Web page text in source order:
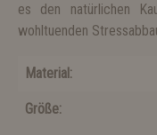
es den natürlichen
wohltuenden
Material:
Größe: